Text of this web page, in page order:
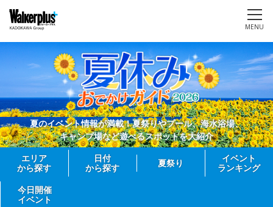
MENU
夏のイベント情報が満載！夏祭りやプール、海水浴場、
キャンプ場など遊べるスポットを大紹介
エリア
から探す
日付
から探す
夏祭り
イベント
ランキング
今日開催
イベント